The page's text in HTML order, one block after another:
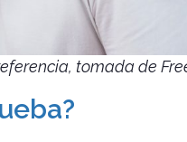
tomada de